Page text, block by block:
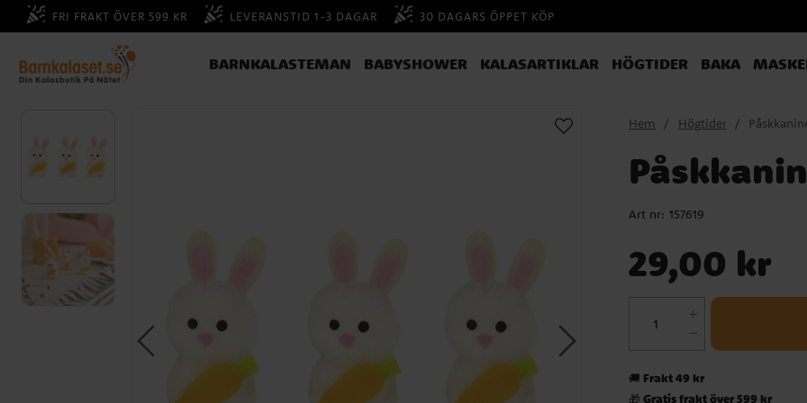
FRI FRAKT ÖVER 599 KR LEVERANSTID 1-3 DAGAR 30 DAGARS ÖPPET KÖP
BARNKALASTEMAN BABYSHOWER KALASARTIKLAR HÖGTIDER BAKA
Hem Högtider
Art nr: 157619
29,00 kr
🚚 Frakt 49 kr
🎁Gratis frakt över 599 kr